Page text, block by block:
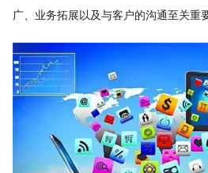
广、业务拓展以及与客户的沟通至关重要